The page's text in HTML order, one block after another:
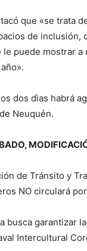
que «se trata
de inclusión,
le puede mostrar
dos dìas habrá
Neuquén.
de Tránsito y
NO circulará
busca garantizar
Intercultural